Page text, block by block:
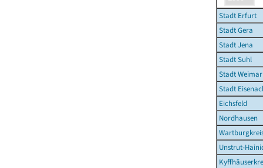
Stadt Erfurt
Stadt Gera
Stadt Jena
Stadt Suhl
Stadt Weimar
Stadt
Eichsfeld
Nordhausen
Unstrut-